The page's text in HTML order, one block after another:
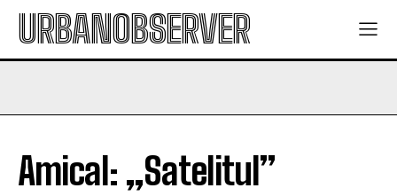
URBANOBSERVER
Amical: „Satelitul”